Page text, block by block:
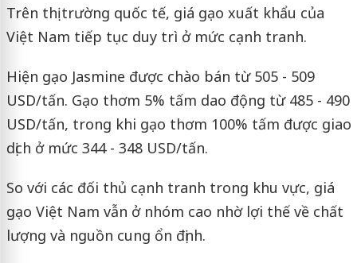
Trên thị trường quốc tế, giá gạo xuất khẩu của
Việt Nam tiếp tục duy trì ở mức cạnh tranh.
Hiện gạo Jasmine được chào bán từ 505 - 509
USD/tấn. Gạo thơm 5% tấm dao động từ 485 - 490
USD/tấn, trong khi gạo thơm 100% tấm được giao
dịch ở mức 344 - 348 USD/tấn.
So với các đối thủ cạnh tranh trong khu vực, giá
gạo Việt Nam vẫn ở nhóm cao nhờ lợi thế về chất
lượng và nguồn cung ổn định.